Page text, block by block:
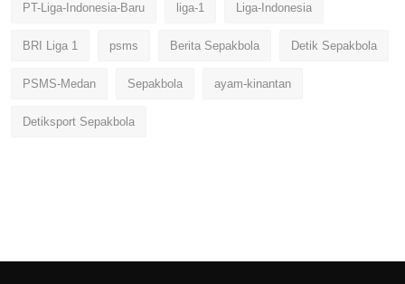
PT-Liga-Indonesia-Baru liga-1 Liga-Indonesia
BRI Liga 1 psms Berita Sepakbola Detik Sepakbola
PSMS-Medan Sepakbola ayam-kinantan
Detiksport Sepakbola